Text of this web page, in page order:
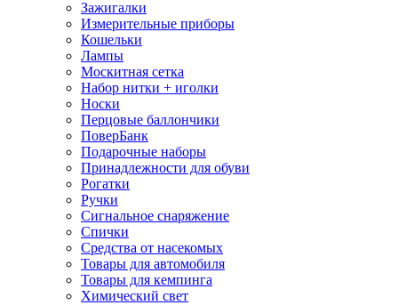
Зажигалки
Измерительные приборы
Кошельки
Лампы
Москитная сетка
Набор нитки + иголки
Носки
Перцовые баллончики
ПоверБанк
Подарочные наборы
Принадлежности для обуви
Рогатки
Ручки
Сигнальное снаряжение
Спички
Средства от насекомых
Товары для автомобиля
Товары для кемпинга
Химический свет